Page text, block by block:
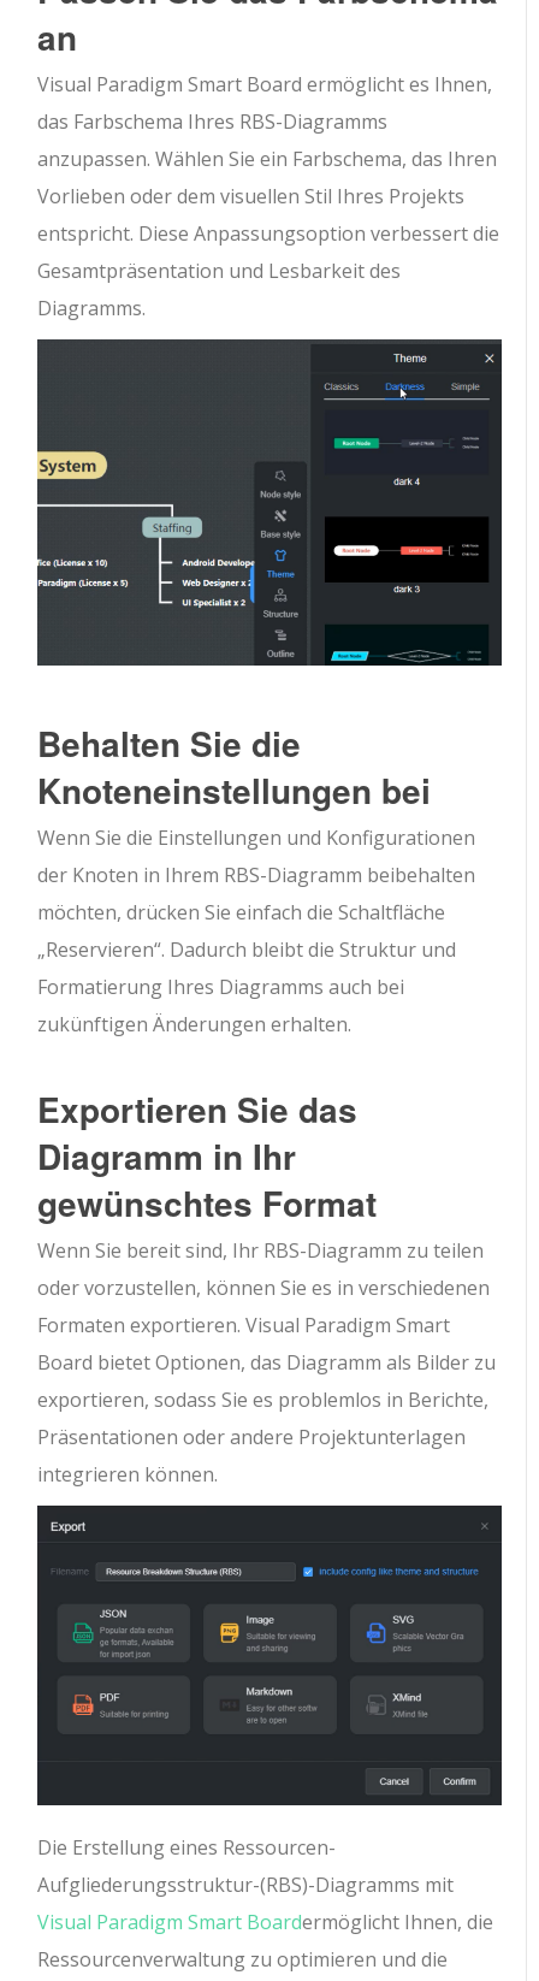
an
Visual Paradigm Smart Board ermöglicht es Ihnen,
das Farbschema Ihres RBS-Diagramms
anzupassen. Wählen Sie ein Farbschema, das Ihren
Vorlieben oder dem visuellen Stil Ihres Projekts
entspricht. Diese Anpassungsoption verbessert die
Gesamtpräsentation und Lesbarkeit des
Diagramms.
Behalten Sie die
Knoteneinstellungen bei
Wenn Sie die Einstellungen und Konfigurationen
der Knoten in Ihrem RBS-Diagramm beibehalten
möchten, drücken Sie einfach die Schaltfläche
„Reservieren“. Dadurch bleibt die Struktur und
Formatierung Ihres Diagramms auch bei
zukünftigen Änderungen erhalten.
Exportieren Sie das
Diagramm in Ihr
gewünschtes Format
Wenn Sie bereit sind, Ihr RBS-Diagramm zu teilen
oder vorzustellen, können Sie es in verschiedenen
Formaten exportieren. Visual Paradigm Smart
Board bietet Optionen, das Diagramm als Bilder zu
exportieren, sodass Sie es problemlos in Berichte,
Präsentationen oder andere Projektunterlagen
integrieren können.
Die Erstellung eines Ressourcen-
Aufgliederungsstruktur-(RBS)-Diagramms mit
Visual Paradigm Smart Boardermöglicht Ihnen, die
Ressourcenverwaltung zu optimieren und die